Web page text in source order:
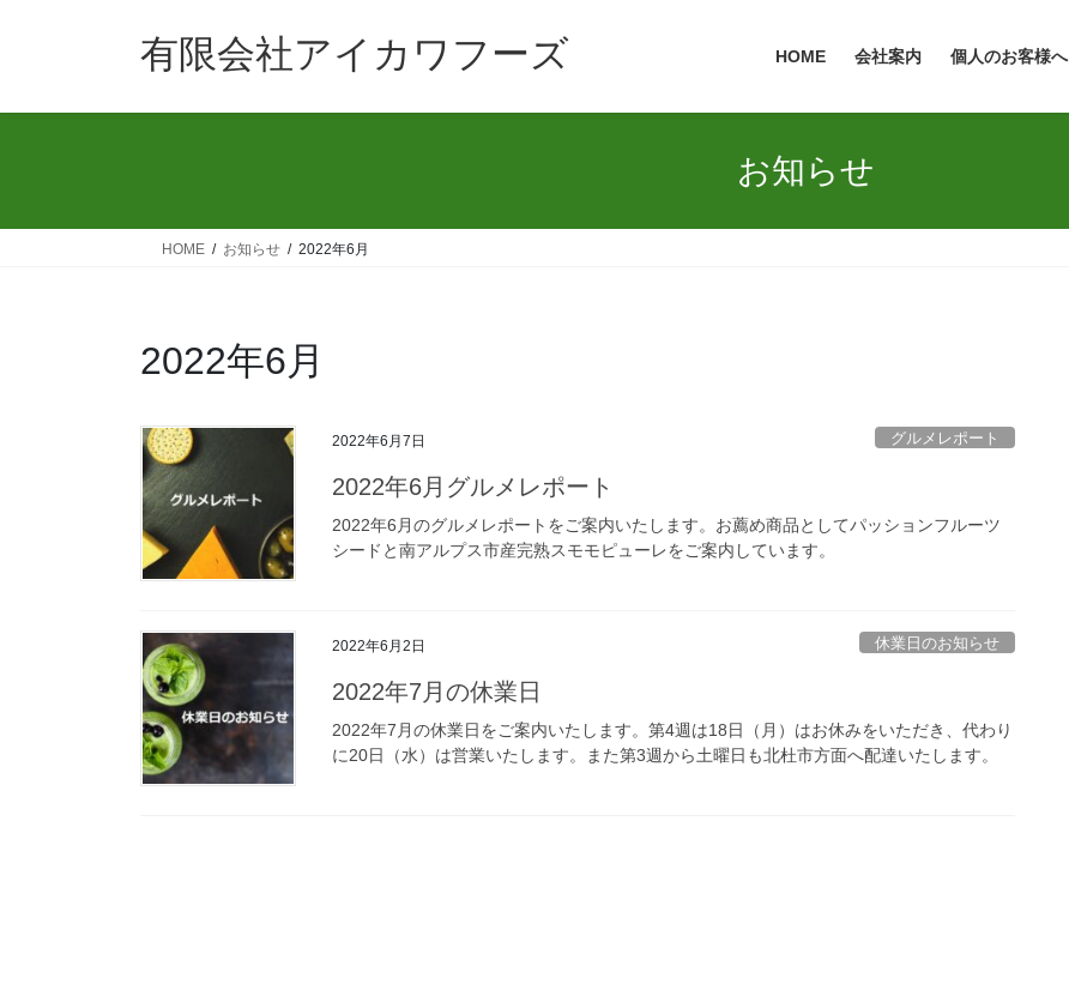
有限会社アイカワフーズ HOME 会社案内 個人のお客様へ
お知らせ
HOME お知らせ 2022年6月
2022年6月
2022年6月7日 グルメレポート
2022年6月グルメレポート
2022年6月のグルメレポートをご案内いたします。お薦め商品としてパッションフルーツ
シードと南アルプス市産完熟スモモピューレをご案内しています。
2022年6月2日 休業日のお知らせ
2022年7月の休業日
2022年7月の休業日をご案内いたします。第4週は18日（月）はお休みをいただき、代わり
に20日（水）は営業いたします。また第3週から土曜日も北杜市方面へ配達いたします。